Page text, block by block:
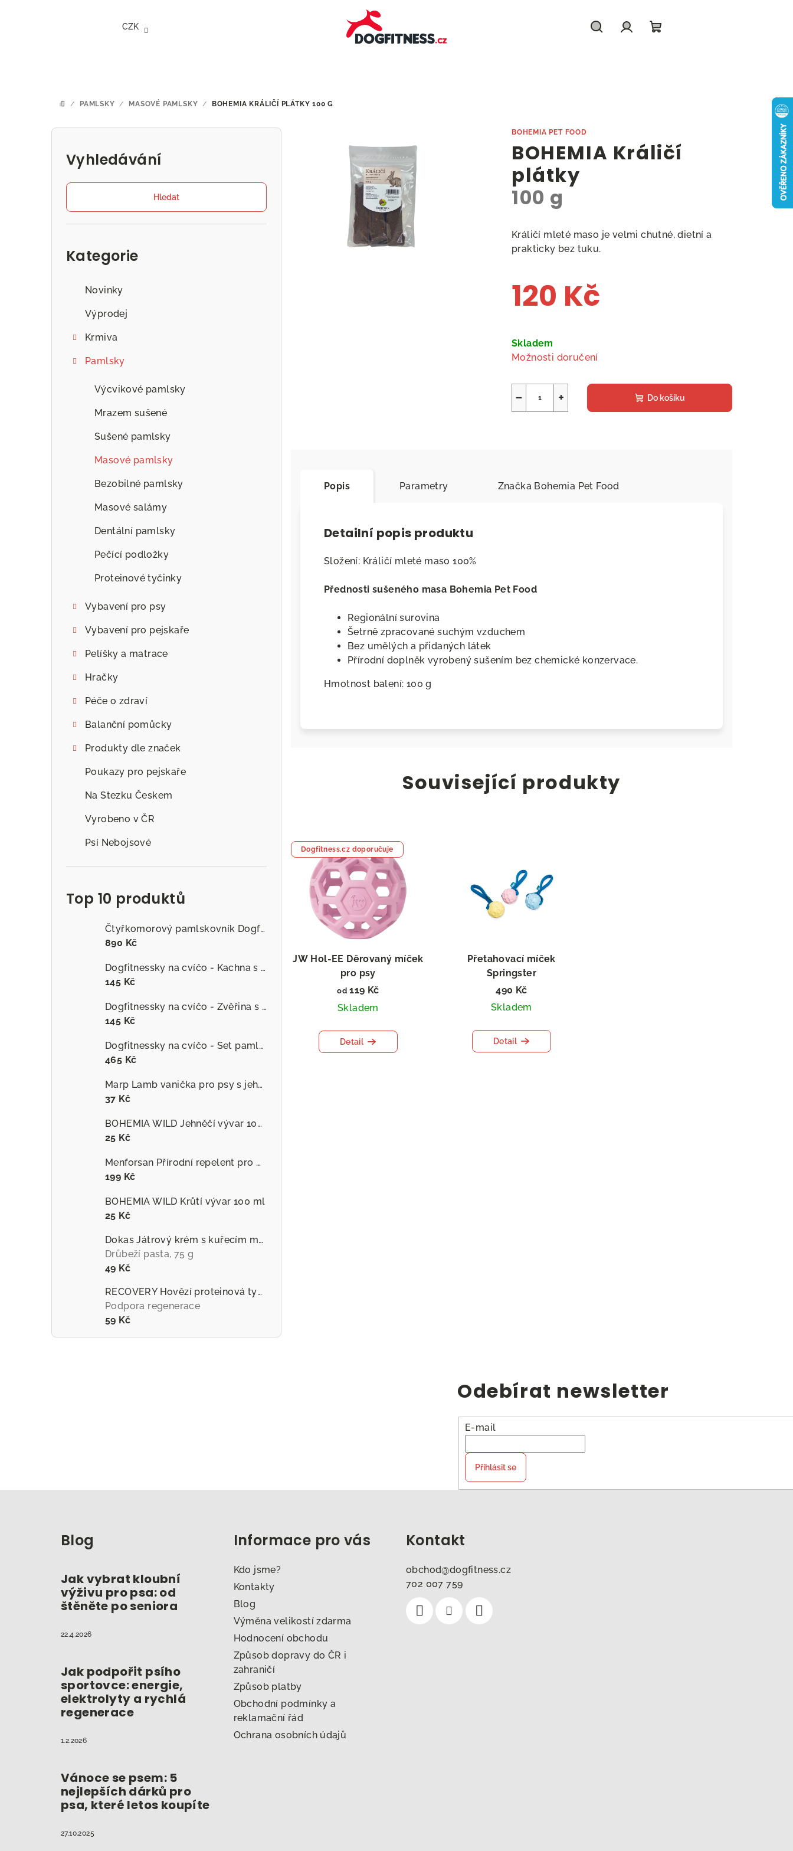
CZK
DOMŮ
/ PAMLSKY / MASOVÉ PAMLSKY / BOHEMIA KRÁLIČÍ PLÁTKY100 G
P
Vyhledávání
Hledat
Kategorie
Novinky
Výprodej
Krmiva
Pamlsky
Výcvikové pamlsky
Mrazem sušené
Sušené pamlsky
Masové pamlsky
Bezobilné pamlsky
Masové salámy
Dentální pamlsky
Pečící podložky
Proteinové tyčinky
Vybavení pro psy
Vybavení pro pejskaře
Pelíšky a matrace
Hračky
Péče o zdraví
Balanční pomůcky
Produkty dle značek
Poukazy pro pejskaře
Na Stezku Českem
Vyrobeno v ČR
Psí Nebojsové
Top 10 produktů
Čtyřkomorový pamlskovník Dogfitness.cz
890 Kč
Dogfitnessky na cvíčo - Kachna s červenou řepou
145 Kč
Dogfitnessky na cvíčo - Zvěřina s jablky
145 Kč
Dogfitnessky na cvíčo - Set pamlsků
465 Kč
Marp Lamb vanička pro psy s jehněčím
37 Kč
BOHEMIA WILD Jehněčí vývar 100 ml
25 Kč
Menforsan Přírodní repelent pro psy proti hmyzu s extraktem z citronely
199 Kč
BOHEMIA WILD Krůtí vývar 100 ml
25 Kč
Dokas Játrový krém s kuřecím masem
Drůbeží pasta, 75 g
49 Kč
RECOVERY Hovězí proteinová tyčinka pro psy
Podpora regenerace
59 Kč
BOHEMIA PET FOOD
BOHEMIA Králičí
plátky
100 g
Králičí mleté maso je velmi chutné, dietní a
prakticky bez tuku.
120 Kč
cena:
Skladem
Možnosti doručení
+
− Do košíku
Popis Parametry Značka Bohemia Pet Food
Detailní popis produktu
Složení: Králičí mleté maso 100%
Přednosti sušeného masa Bohemia Pet Food
Regionální surovina
Šetrně zpracované suchým vzduchem
Bez umělých a přidaných látek
Přírodní doplněk vyrobený sušením bez chemické konzervace.
Hmotnost balení: 100 g
Související produkty
Dogfitness.cz doporučuje
JW Hol-EE Děrovaný míček
pro psy
od119 Kč
Skladem
Detail
Přetahovací míček
Springster
490 Kč
Skladem
Detail
Odebírat newsletter
E-mail
Přihlásit se
Blog
Jak vybrat kloubní
výživu pro psa: od
štěněte po seniora
22.4.2026
Jak podpořit psího
sportovce: energie,
elektrolyty a rychlá
regenerace
1.2.2026
Vánoce se psem: 5
nejlepších dárků pro
psa, které letos koupíte
27.10.2025
Informace pro vás
Kdo jsme?
Kontakty
Blog
Výměna velikostí zdarma
Hodnocení obchodu
Způsob dopravy do ČR i
zahraničí
Způsob platby
Obchodní podmínky a
reklamační řád
Ochrana osobních údajů
Kontakt
obchod@dogfitness.cz
702 007 759